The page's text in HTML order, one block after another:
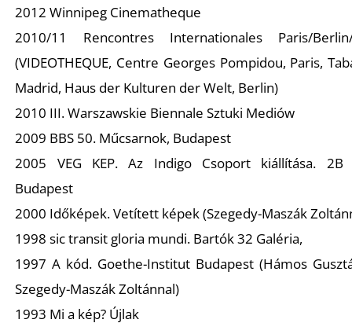
2012 Winnipeg Cinematheque
2010/11 Rencontres Internationales Paris/
(VIDEOTHEQUE, Centre Georges Pompidou, Paris,
Madrid, Haus der Kulturen der Welt, Berlin)
2010 III. Warszawskie Biennale Sztuki Mediów
2009 BBS 50. Műcsarnok, Budapest
2005 VEG KEP. Az Indigo Csoport kiállítása. 2B
Budapest
2000 Időképek. Vetített képek (Szegedy-Maszák
1998 sic transit gloria mundi. Bartók 32 Galéria,
1997 A kód. Goethe-Institut Budapest (Hámos
Szegedy-Maszák Zoltánnal)
1993 Mi a kép? Újlak